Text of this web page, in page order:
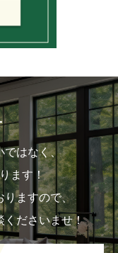
ではなく、
ます！
りますので、
くださいませ！